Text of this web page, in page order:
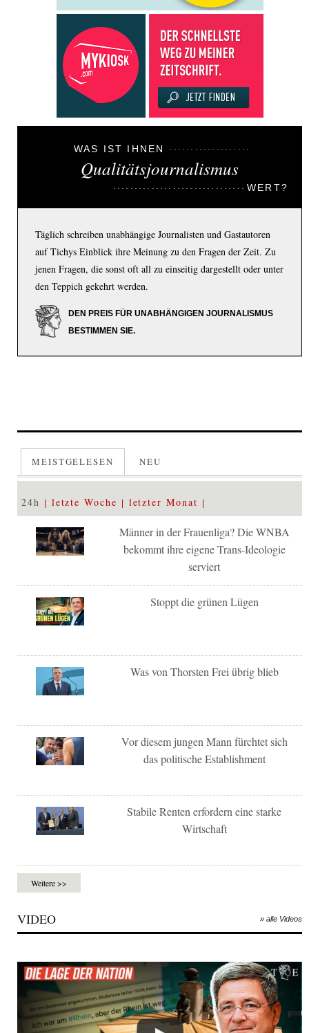
WAS IST IHNEN
Qualitätsjournalismus
WERT?
Täglich schreiben unabhängige Journalisten und Gastautoren
auf Tichys Einblick ihre Meinung zu den Fragen der Zeit. Zu
jenen Fragen, die sonst oft all zu einseitig dargestellt oder unter
den Teppich gekehrt werden.
DEN PREIS FÜR UNABHÄNGIGEN JOURNALISMUS
BESTIMMEN SIE.
MEISTGELESEN NEU
24h letzte Woche letzter Monat
Männer in der Frauenliga? Die WNBA
bekommt ihre eigene Trans-Ideologie
serviert
Stoppt die grünen Lügen
Was von Thorsten Frei übrig blieb
Vor diesem jungen Mann fürchtet sich
das politische Establishment
Stabile Renten erfordern eine starke
Wirtschaft
Weitere >>
VIDEO » alle Videos